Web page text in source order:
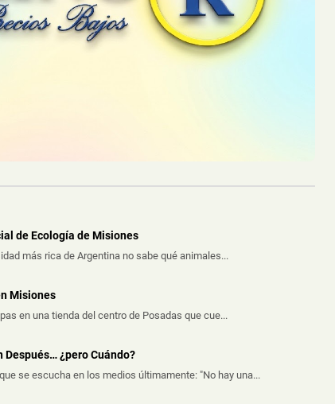
y Descubrieron que Había sido Robado en Buenos Aires
de Ecología de Misiones
más rica de Argentina no sabe qué animales...
Misiones
en una tienda del centro de Posadas que cue...
Después… ¿pero Cuándo?
se escucha en los medios últimamente: "No hay una...